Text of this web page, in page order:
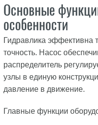
Основные
особенности
Гидравлика эффективна
точность. Насос
распределитель
узлы в единую
давление в движение.
Главные функции